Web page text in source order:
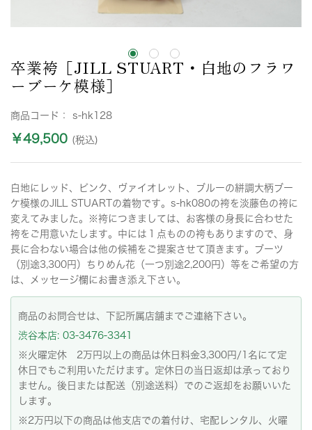
卒業袴［JILL STUART・白地のフラワ
ーブーケ模様］
商品コード： s-hk128
￥49,500 (税込)
白地にレッド、ピンク、ヴァイオレット、ブルーの絣調大柄ブー
ケ模様のJILL STUARTの着物です。s-hk080の袴を淡藤色の袴に
変えてみました。※袴につきましては、お客様の身長に合わせた
袴をご用意いたします。中には１点ものの袴もありますので、身
長に合わない場合は他の候補をご提案させて頂きます。ブーツ
（別途3,300円）ちりめん花（一つ別途2,200円）等をご希望の方
は、メッセージ欄にお書き添え下さい。
商品のお問合せは、下記所属店舗までご連絡下さい。
渋谷本店: 03-3476-3341
※火曜定休 2万円以上の商品は休日料金3,300円/1名にて定
休日でもご利用いただけます。定休日の当日返却は承っており
ません。後日または配送（別途送料）でのご返却をお願いいた
します。
※2万円以下の商品は他支店での着付け、宅配レンタル、火曜